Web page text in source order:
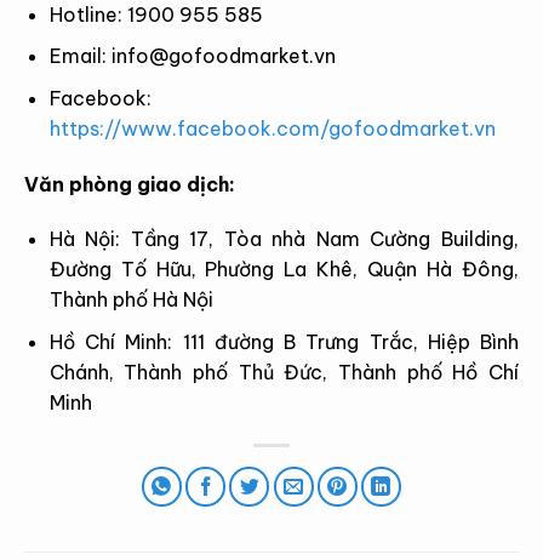
Hotline: 1900 955 585
Email: info@gofoodmarket.vn
Facebook:
https://www.facebook.com/gofoodmarket.vn
Văn phòng giao dịch:
Hà Nội: Tầng 17, Tòa nhà Nam Cường Building,
Đường Tố Hữu, Phường La Khê, Quận Hà Đông,
Thành phố Hà Nội
Hồ Chí Minh: 111 đường B Trưng Trắc, Hiệp Bình
Chánh, Thành phố Thủ Đức, Thành phố Hồ Chí
Minh